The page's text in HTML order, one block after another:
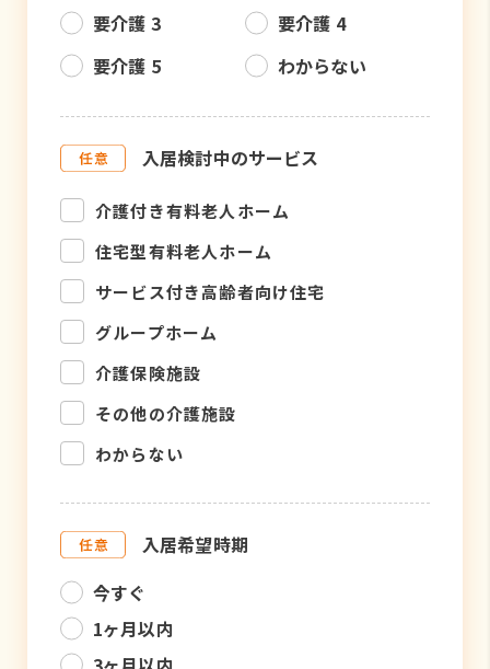
要介護 3
要介護 4
要介護 5
わからない
入居検討中のサービス
介護付き有料老人ホーム
住宅型有料老人ホーム
サービス付き高齢者向け住宅
グループホーム
介護保険施設
その他の介護施設
わからない
入居希望時期
今すぐ
1ヶ月以内